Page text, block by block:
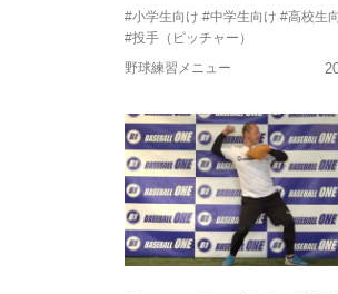
#小学生向け #中学生向け #高校生
#投手（ピッチャー）
野球練習メニュー